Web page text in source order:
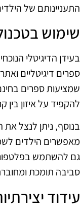
התעניינותם של
שימוש
בעידן הדיגיטלי
ספרים דיגיטליים
שמציעות ספרים
להקפיד על איזון
בנוסף, ניתן לנצל את
מאפשרים הילדים
גם להשתמש
סביבה תומכת
עידוד